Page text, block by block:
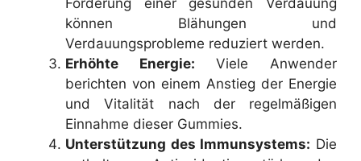
Förderung einer gesunden Verdauung
können Blähungen und
Verdauungsprobleme reduziert werden.
Erhöhte Energie: Viele Anwender
berichten von einem Anstieg der Energie
und Vitalität nach der regelmäßigen
Einnahme dieser Gummies.
Unterstützung des Immunsystems: Die